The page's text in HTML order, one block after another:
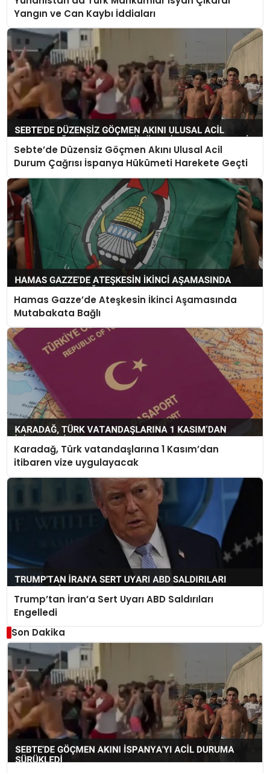
Yangın ve Can Kaybı İddiaları
Sebte’de Düzensiz Göçmen Akını Ulusal Acil
Durum Çağrısı İspanya Hükümeti Harekete Geçti
Hamas Gazze’de Ateşkesin İkinci Aşamasında
Mutabakata Bağlı
Karadağ, Türk vatandaşlarına 1 Kasım’dan
itibaren vize uygulayacak
Trump’tan İran’a Sert Uyarı ABD Saldırıları
Engelledi
Son Dakika